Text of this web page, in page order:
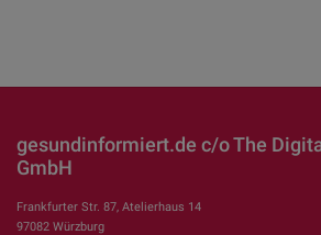
gesundinformiert.de c/o The
GmbH
Frankfurter Str. 87, Atelierhaus 14
97082 Würzburg